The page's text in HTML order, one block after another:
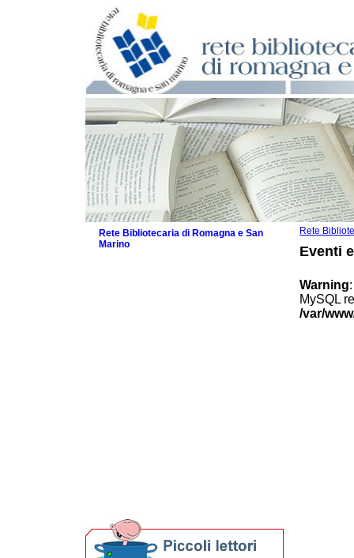
Rete
Eventi
Warning
MySQL
/var/
Rete Bibliotecaria di Romagna e San
Marino